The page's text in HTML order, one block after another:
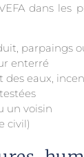
dans
parpaings
enterré
des eaux,
un voisin
civil)